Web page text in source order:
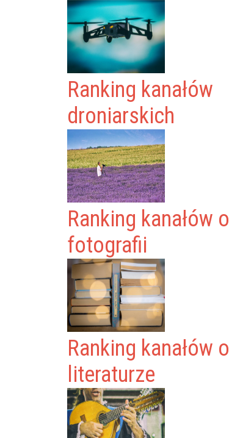
Ranking kanałów
droniarskich
Ranking kanałów o
fotografii
Ranking kanałów o
literaturze